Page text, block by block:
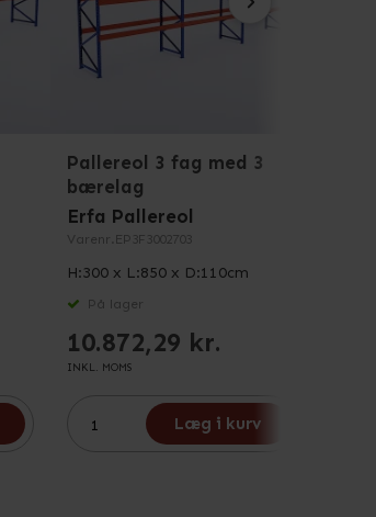
Pallereol 3 fag med 3
bærelag
Erfa Pallereol
Varenr. EP3F3002703
H:300 x L:850 x D:110cm
På lager
10.872,29 kr.
INKL. MOMS
Læg i kurv